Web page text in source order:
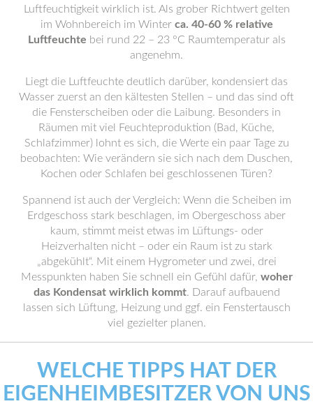
Luftfeuchtigkeit wirklich ist. Als grober Richtwert gelten
im Wohnbereich im Winter ca. 40-60 % relative
Luftfeuchte bei rund 22 – 23 °C Raumtemperatur als
angenehm.
Liegt die Luftfeuchte deutlich darüber, kondensiert das
Wasser zuerst an den kältesten Stellen – und das sind oft
die Fensterscheiben oder die Laibung. Besonders in
Räumen mit viel Feuchteproduktion (Bad, Küche,
Schlafzimmer) lohnt es sich, die Werte ein paar Tage zu
beobachten: Wie verändern sie sich nach dem Duschen,
Kochen oder Schlafen bei geschlossenen Türen?
Spannend ist auch der Vergleich: Wenn die Scheiben im
Erdgeschoss stark beschlagen, im Obergeschoss aber
kaum, stimmt meist etwas im Lüftungs- oder
Heizverhalten nicht – oder ein Raum ist zu stark
„abgekühlt“. Mit einem Hygrometer und zwei, drei
Messpunkten haben Sie schnell ein Gefühl dafür, woher
das Kondensat wirklich kommt. Darauf aufbauend
lassen sich Lüftung, Heizung und ggf. ein Fenstertausch
viel gezielter planen.
WELCHE TIPPS HAT DER
EIGENHEIMBESITZER VON UNS